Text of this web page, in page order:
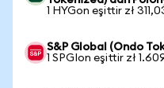
1 HYGon eşittir zł
S&P Global (Ondo
1 SPGIon eşittir zł